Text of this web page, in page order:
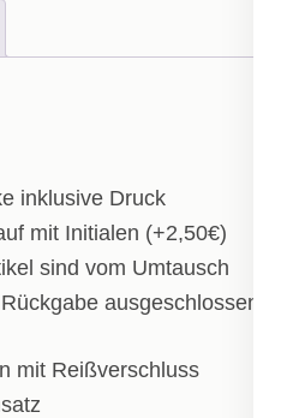
inklusive Druck
mit Initialen (+2,50€)
sind vom Umtausch
ausgeschlossen!
mit Reißverschluss